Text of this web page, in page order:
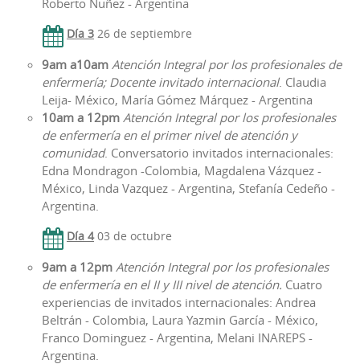
Roberto Nuñez - Argentina
Día 3 26 de septiembre
9am a10am Atención Integral por los profesionales de
enfermería; Docente invitado internacional. Claudia
Leija- México, María Gómez Márquez - Argentina
10am a 12pm Atención Integral por los profesionales
de enfermería en el primer nivel de atención y
comunidad. Conversatorio invitados internacionales:
Edna Mondragon -Colombia, Magdalena Vázquez -
México, Linda Vazquez - Argentina, Stefanía Cedeño -
Argentina.
Día 4 03 de octubre
9am a 12pm Atención Integral por los profesionales
de enfermería en el II y III nivel de atención. Cuatro
experiencias de invitados internacionales: Andrea
Beltrán - Colombia, Laura Yazmin García - México,
Franco Dominguez - Argentina, Melani INAREPS -
Argentina.